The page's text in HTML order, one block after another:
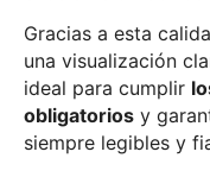
Gracias a esta
una visualización
ideal para cumplir
obligatorios y
siempre legibles y